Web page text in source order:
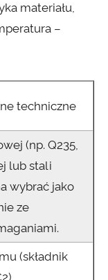
materiału,
–
techniczne
(np. Q235,
lub stali
wybrać jako
ze
(składnik